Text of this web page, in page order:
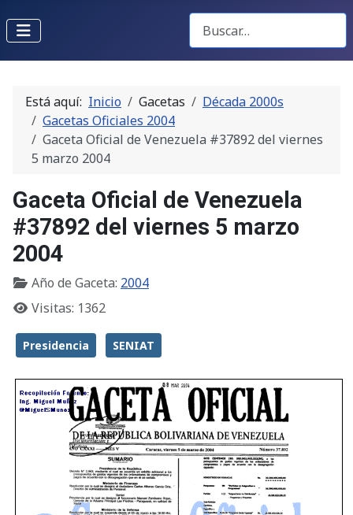
Buscar Gacetas
Está aquí: Inicio Gacetas
Década 2000s
Gacetas Oficiales 2004
Gaceta Oficial de Venezuela #37892 del viernes
5 marzo 2004
Gaceta Oficial de Venezuela
#37892 del viernes 5 marzo
2004
Año de Gaceta: 2004
Visitas: 1362
Presidencia SENIAT